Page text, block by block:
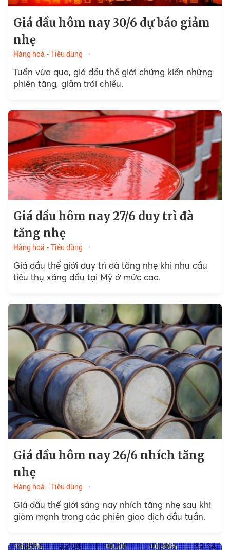
Giá dầu hôm nay 30/6 dự báo giảm
nhẹ
Hàng hoá - Tiêu dùng
Tuần vừa qua, giá dầu thế giới chứng kiến những
phiên tăng, giảm trái chiều.
Giá dầu hôm nay 27/6 duy trì đà
tăng nhẹ
Hàng hoá - Tiêu dùng
Giá dầu thế giới duy trì đà tăng nhẹ khi nhu cầu
tiêu thụ xăng dầu tại Mỹ ở mức cao.
Giá dầu hôm nay 26/6 nhích tăng
nhẹ
Hàng hoá - Tiêu dùng
Giá dầu thế giới sáng nay nhích tăng nhẹ sau khi
giảm mạnh trong các phiên giao dịch đầu tuần.